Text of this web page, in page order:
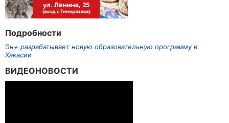
Подробности
Эн+ разрабатывает новую образовательную программу в
Хакасии
ВИДЕОНОВОСТИ